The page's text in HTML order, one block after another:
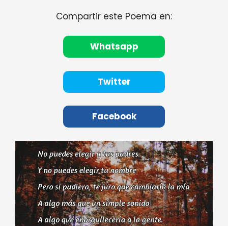
Compartir este Poema en:
Whatsapp
Twitter
Facebook